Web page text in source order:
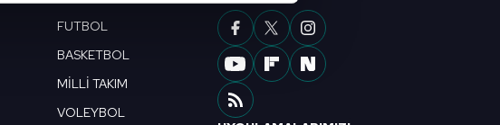
kişilere ait çerezler kullanılmaktadır. Bu
bilgi toplumu hizmetlerinin sunulması
kullanılacaktır.
FUTBOL
BASKETBOL
MİLLİ TAKIM
VOLEYBOL